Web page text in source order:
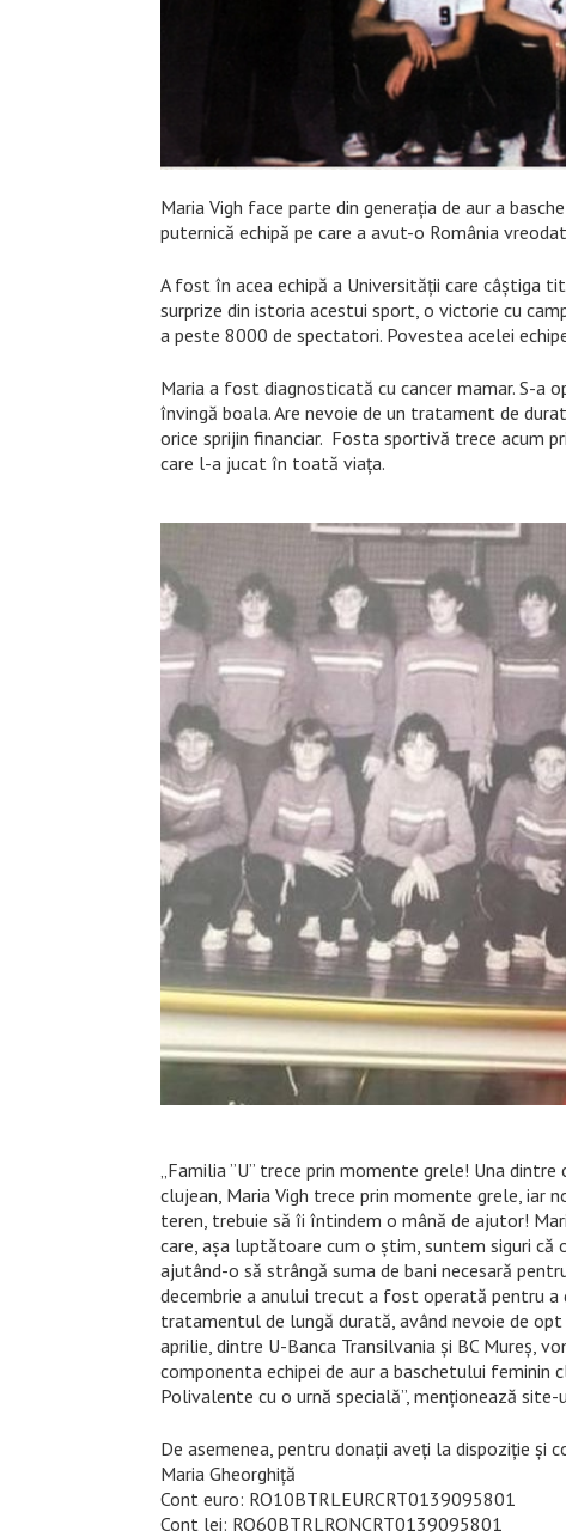
Maria Vigh face parte din generația de aur a
puternică echipă pe care a avut-o România
A fost în acea echipă a Universității care câștiga
surprize din istoria acestui sport, o victorie cu
a peste 8000 de spectatori. Povestea acelei
Maria a fost diagnosticată cu cancer mamar. S-a
învingă boala. Are nevoie de un tratament de
orice sprijin financiar. Fosta sportivă trece acum
care l-a jucat în toată viața.
„Familia ”U” trece prin momente grele! Una
clujean, Maria Vigh trece prin momente grele, iar
teren, trebuie să îi întindem o mână de ajutor!
care, așa luptătoare cum o știm, suntem siguri că
ajutând-o să strângă suma de bani necesară
decembrie a anului trecut a fost operată pentru a
tratamentul de lungă durată, având nevoie de
aprilie, dintre U-Banca Transilvania și BC Mureş,
componenta echipei de aur a baschetului feminin
Polivalente cu o urnă specială”, menționează
De asemenea, pentru donaţii aveţi la dispoziţie şi
Maria Gheorghiță
Cont euro: RO10BTRLEURCRT0139095801
Cont lei: RO60BTRLRONCRT0139095801